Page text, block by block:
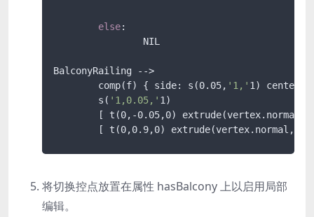
else:
BalconyRailing -->
	comp(f) { side: s(0.05,
'1,' 1)
	s(
'1,0.05,' 1)
[ t(0,0.9,0) extrude(vertex.normal,
将切换控点放置在属性 hasBalcony上以启用局部
编辑。